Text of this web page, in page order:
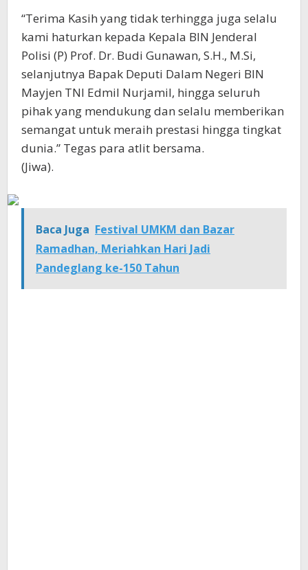
“Terima Kasih yang tidak terhingga juga selalu
kami haturkan kepada Kepala BIN Jenderal
Polisi (P) Prof. Dr. Budi Gunawan, S.H., M.Si,
selanjutnya Bapak Deputi Dalam Negeri BIN
Mayjen TNI Edmil Nurjamil, hingga seluruh
pihak yang mendukung dan selalu memberikan
semangat untuk meraih prestasi hingga tingkat
dunia.” Tegas para atlit bersama.
(Jiwa).
Baca Juga Festival UMKM dan Bazar
Ramadhan, Meriahkan Hari Jadi
Pandeglang ke-150 Tahun